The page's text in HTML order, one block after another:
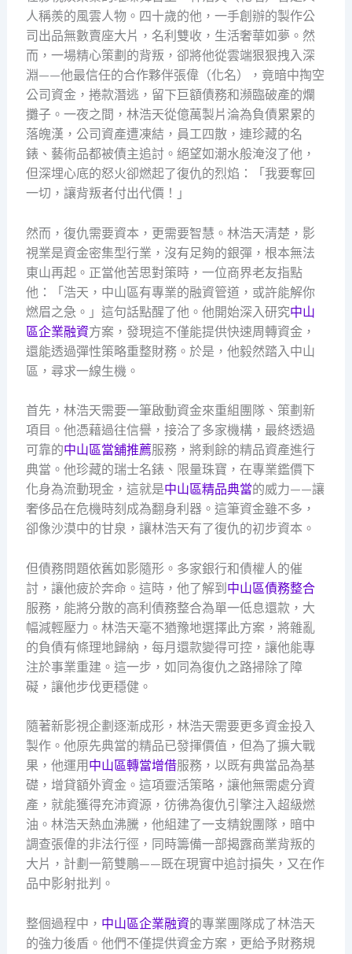
人稱羨的風雲人物。四十歲的他，一手創辦的製作公
司出品無數賣座大片，名利雙收，生活奢華如夢。然
而，一場精心策劃的背叛，卻將他從雲端狠狠拽入深
淵——他最信任的合作夥伴張偉（化名），竟暗中掏空
公司資金，捲款潛逃，留下巨額債務和瀕臨破產的爛
攤子。一夜之間，林浩天從億萬製片淪為負債累累的
落魄漢，公司資產遭凍結，員工四散，連珍藏的名
錶、藝術品都被債主追討。絕望如潮水般淹沒了他，
但深埋心底的怒火卻燃起了復仇的烈焰：「我要奪回
一切，讓背叛者付出代價！」
然而，復仇需要資本，更需要智慧。林浩天清楚，影
視業是資金密集型行業，沒有足夠的銀彈，根本無法
東山再起。正當他苦思對策時，一位商界老友指點
他：「浩天，中山區有專業的融資管道，或許能解你
燃眉之急。」這句話點醒了他。他開始深入研究中山
區企業融資方案，發現這不僅能提供快速周轉資金，
還能透過彈性策略重整財務。於是，他毅然踏入中山
區，尋求一線生機。
首先，林浩天需要一筆啟動資金來重組團隊、策劃新
項目。他憑藉過往信譽，接洽了多家機構，最終透過
可靠的中山區當舖推薦服務，將剩餘的精品資產進行
典當。他珍藏的瑞士名錶、限量珠寶，在專業鑑價下
化身為流動現金，這就是中山區精品典當的威力——讓
奢侈品在危機時刻成為翻身利器。這筆資金雖不多，
卻像沙漠中的甘泉，讓林浩天有了復仇的初步資本。
但債務問題依舊如影隨形。多家銀行和債權人的催
討，讓他疲於奔命。這時，他了解到 中山區債務整合
服務，能將分散的高利債務整合為單一低息還款，大
幅減輕壓力。林浩天毫不猶豫地選擇此方案，將雜亂
的負債有條理地歸納，每月還款變得可控，讓他能專
注於事業重建。這一步，如同為復仇之路掃除了障
礙，讓他步伐更穩健。
隨著新影視企劃逐漸成形，林浩天需要更多資金投入
製作。他原先典當的精品已發揮價值，但為了擴大戰
果，他運用 中山區轉當增借服務，以既有典當品為基
礎，增貸額外資金。這項靈活策略，讓他無需處分資
產，就能獲得充沛資源，彷彿為復仇引擎注入超級燃
油。林浩天熱血沸騰，他組建了一支精銳團隊，暗中
調查張偉的非法行徑，同時籌備一部揭露商業背叛的
大片，計劃一箭雙鵰——既在現實中追討損失，又在作
品中影射批判。
整個過程中， 中山區企業融資的專業團隊成了林浩天
的強力後盾。他們不僅提供資金方案，更給予財務規